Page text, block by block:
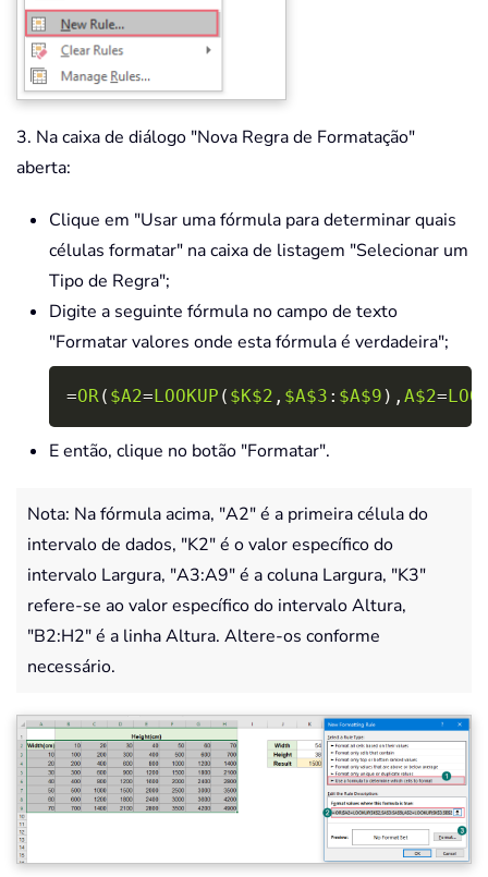
3. Na caixa de diálogo "Nova Regra de Formatação"
aberta:
Clique em "Usar uma fórmula para determinar quais
células formatar" na caixa de listagem "Selecionar um
Tipo de Regra";
Digite a seguinte fórmula no campo de texto
"Formatar valores onde esta fórmula é verdadeira";
=OR( $A2= LOOKUP ( $K$2 , $A$3 : $A$9 ) , A$2=
Copy
E então, clique no botão "Formatar".
Nota: Na fórmula acima, "A2" é a primeira célula do
intervalo de dados, "K2" é o valor específico do
intervalo Largura, "A3:A9" é a coluna Largura, "K3"
refere-se ao valor específico do intervalo Altura,
"B2:H2" é a linha Altura. Altere-os conforme
necessário.